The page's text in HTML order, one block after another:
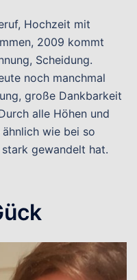
Hochzeit mit
2009 kommt
Scheidung.
noch manchmal
große Dankbarkeit
alle Höhen und
wie bei so
gewandelt hat.